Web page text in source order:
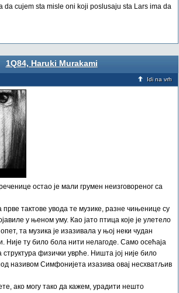
da cujem sta misle oni koji poslusaju sta Lars ima da
1Q84, Haruki Murakami
Idi na vrh
остао је мали грумен неизговореног са
прве тактове увода те музике, разне чињенице су
у њеном уму. Као јато птица које је улетело
та музика је изазивала у њој неки чудан
Није ту било бола нити нелагоде. Само осећаја
структура физички уврће. Ништа јој није било
називом Симфонијета изазива овај несхватљив
ако могу тако да кажем, урадити нешто